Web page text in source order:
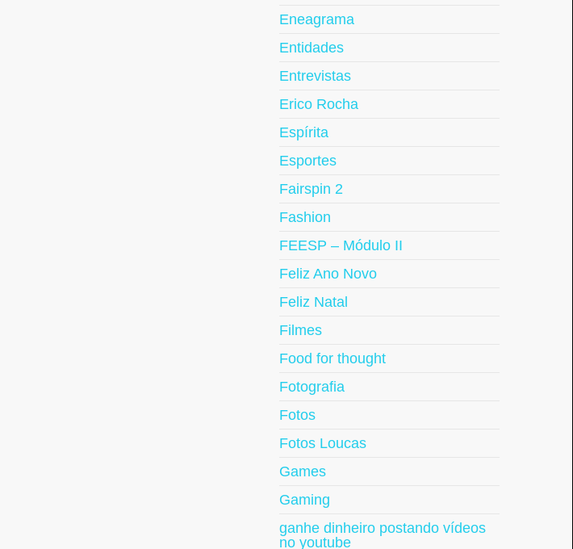
Eneagrama
Entidades
Entrevistas
Erico Rocha
Espírita
Esportes
Fairspin 2
Fashion
FEESP – Módulo II
Feliz Ano Novo
Feliz Natal
Filmes
Food for thought
Fotografia
Fotos
Fotos Loucas
Games
Gaming
ganhe dinheiro postando vídeos
no youtube